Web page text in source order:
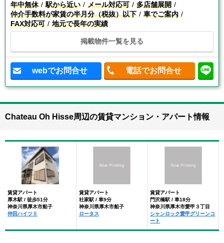
年中無休
駅から近い メール対応可
多店舗展開
仲介手数料が家賃の半月分（税抜）以下
車でご案内
FAX対応可
地元で長年の実績
掲載物件一覧を見る
webでお問合せ 電話でお問合せ
Chateau Oh Hisse周辺の賃貸マンション・アパート情報
賃貸アパート
厚木駅 / 徒歩51分
神奈川県厚木市船子
仲田ハイツⅡ
賃貸アパート
社家駅 / 車9分
神奈川県厚木市船子
ロータス
賃貸アパート
門沢橋駅 / 車18分
神奈川県厚木市愛甲３丁目
シャンロック愛甲グリーンコ
ート